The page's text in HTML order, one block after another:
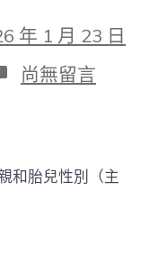
年 1 月 23 日
在
〈代
財
秀
尚無留言
和胎兒性別（主